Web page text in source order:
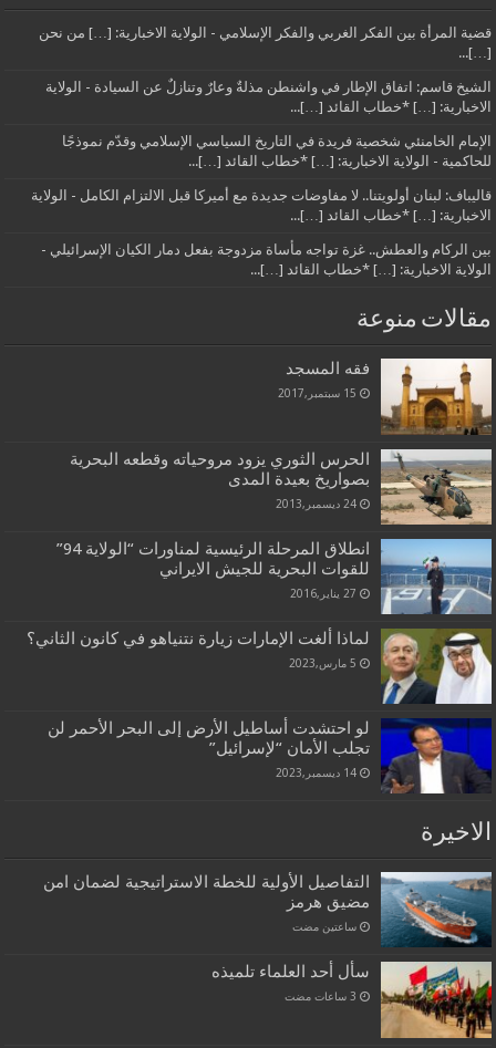
قضية المرأة بين الفكر الغربي والفكر الإسلامي - الولاية الاخبارية: […] من نحن
[…]...
الشيخ قاسم: اتفاق الإطار في واشنطن مذلةٌ وعارٌ وتنازلٌ عن السيادة - الولاية
الاخبارية: […] *خطاب القائد […]...
الإمام الخامنئي شخصية فريدة في التاريخ السياسي الإسلامي وقدّم نموذجًا
للحاكمية - الولاية الاخبارية: […] *خطاب القائد […]...
قاليباف: لبنان أولويتنا.. لا مفاوضات جديدة مع أميركا قبل الالتزام الكامل - الولاية
الاخبارية: […] *خطاب القائد […]...
بين الركام والعطش.. غزة تواجه مأساة مزدوجة بفعل دمار الكيان الإسرائيلي -
الولاية الاخبارية: […] *خطاب القائد […]...
مقالات منوعة
فقه المسجد
15 سبتمبر,2017
الحرس الثوري يزود مروحياته وقطعه البحرية
بصواريخ بعيدة المدى
24 ديسمبر,2013
انطلاق المرحلة الرئيسية لمناورات “الولاية 94”
للقوات البحرية للجيش الايراني
27 يناير,2016
لماذا ألغت الإمارات زيارة نتنياهو في كانون الثاني؟
5 مارس,2023
لو احتشدت أساطيل الأرض إلى البحر الأحمر لن
تجلب الأمان “لإسرائيل”
14 ديسمبر,2023
الاخيرة
التفاصيل الأولية للخطة الاستراتيجية لضمان امن
مضيق هرمز
‏ساعتين مضت
سأل أحد العلماء تلميذه